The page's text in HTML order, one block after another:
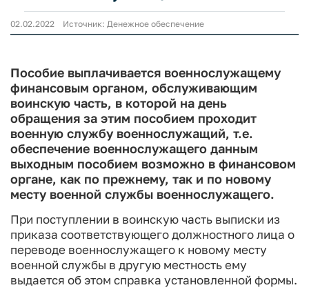
02.02.2022 Источник: Денежное обеспечение
Пособие выплачивается военнослужащему
финансовым органом, обслуживающим
воинскую часть, в которой на день
обращения за этим пособием проходит
военную службу военнослужащий, т.е.
обеспечение военнослужащего данным
выходным пособием возможно в финансовом
органе, как по прежнему, так и по новому
месту военной службы военнослужащего.
При поступлении в воинскую часть выписки из
приказа соответствующего должностного лица о
переводе военнослужащего к новому месту
военной службы в другую местность ему
выдается об этом справка установленной формы.